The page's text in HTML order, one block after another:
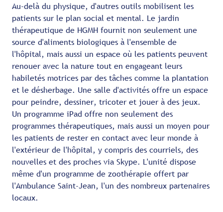
Au-delà du physique, d'autres outils mobilisent les
patients sur le plan social et mental. Le jardin
thérapeutique de HGMH fournit non seulement une
source d'aliments biologiques à l'ensemble de
l'hôpital, mais aussi un espace où les patients peuvent
renouer avec la nature tout en engageant leurs
habiletés motrices par des tâches comme la plantation
et le désherbage. Une salle d'activités offre un espace
pour peindre, dessiner, tricoter et jouer à des jeux.
Un programme iPad offre non seulement des
programmes thérapeutiques, mais aussi un moyen pour
les patients de rester en contact avec leur monde à
l'extérieur de l'hôpital, y compris des courriels, des
nouvelles et des proches via Skype. L'unité dispose
même d'un programme de zoothérapie offert par
l'Ambulance Saint-Jean, l'un des nombreux partenaires
locaux.